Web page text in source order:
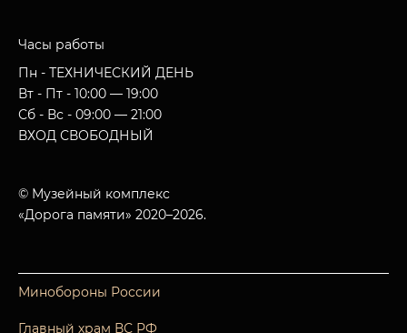
Часы работы
Пн - ТЕХНИЧЕСКИЙ ДЕНЬ
Вт - Пт - 10:00 — 19:00
Сб - Вс - 09:00 — 21:00
ВХОД СВОБОДНЫЙ
© Музейный комплекс
«Дорога памяти» 2020–2026.
Минобороны России
Главный храм ВС РФ